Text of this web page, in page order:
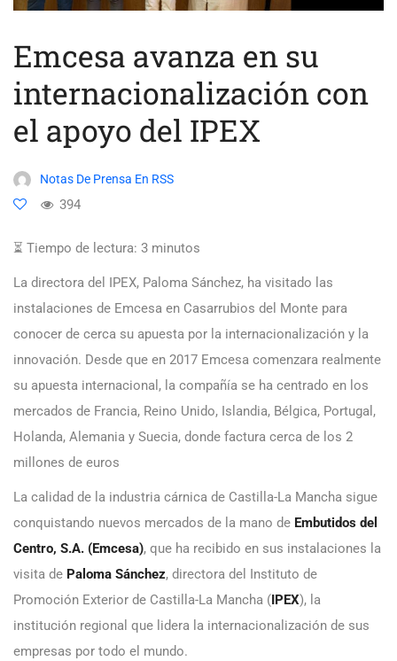
Emcesa avanza en su
internacionalización con
el apoyo del IPEX
Notas De Prensa En RSS
394
⏳ Tiempo de lectura: 3 minutos
La directora del IPEX, Paloma Sánchez, ha visitado las
instalaciones de Emcesa en Casarrubios del Monte para
conocer de cerca su apuesta por la internacionalización y la
innovación. Desde que en 2017 Emcesa comenzara realmente
su apuesta internacional, la compañía se ha centrado en los
mercados de Francia, Reino Unido, Islandia, Bélgica, Portugal,
Holanda, Alemania y Suecia, donde factura cerca de los 2
millones de euros
La calidad de la industria cárnica de Castilla-La Mancha sigue
conquistando nuevos mercados de la mano de Embutidos del
Centro, S.A. (Emcesa), que ha recibido en sus instalaciones la
visita de Paloma Sánchez, directora del Instituto de
Promoción Exterior de Castilla-La Mancha ( IPEX), la
institución regional que lidera la internacionalización de sus
empresas por todo el mundo.